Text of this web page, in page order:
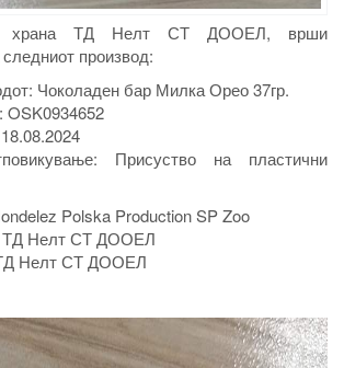
храна ТД Нелт СТ ДООЕЛ, врши
производ:
Чоколаден бар Милка Орео 37гр.
OSK0934652
Присуство на пластични
Polska Production SP Zoo
ТД Нелт СТ ДООЕЛ
Нелт СТ ДООЕЛ